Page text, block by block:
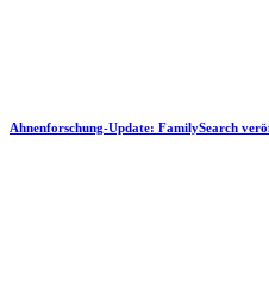
Ahnenforschung-Update: FamilySearch